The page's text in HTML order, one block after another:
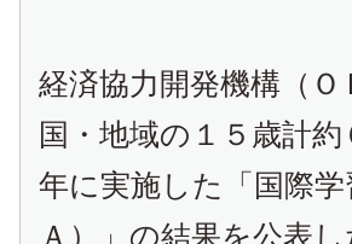
経済協力開発機構（
国・地域の１５歳計
年に実施した「国際
Ａ）」の結果を公表し